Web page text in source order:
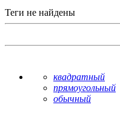
Теги не найдены
квадратный
прямоугольный
обычный